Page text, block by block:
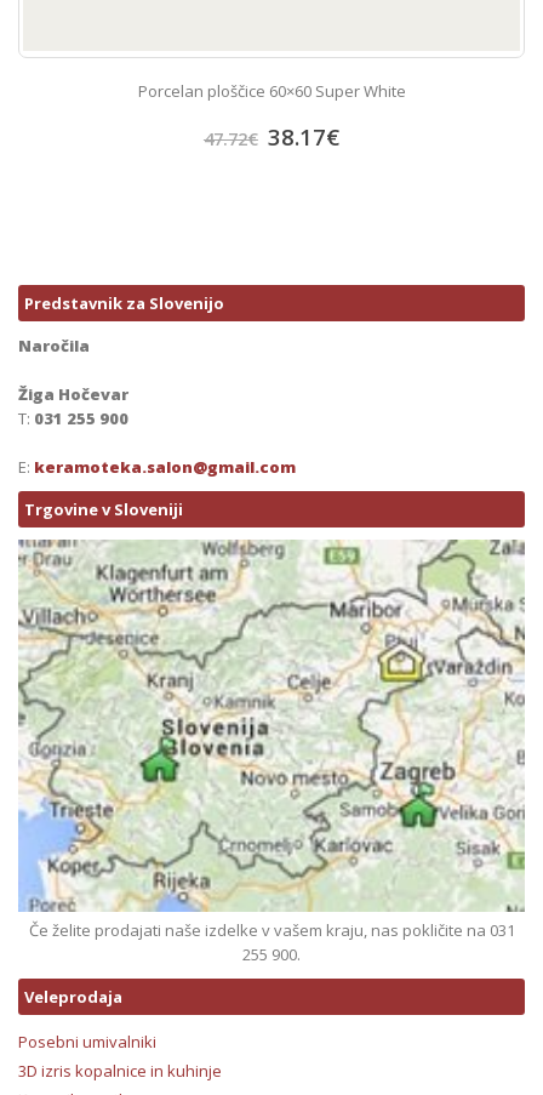
Porcelan ploščice 60×60 Super White
47.72€ 38.17€
Predstavnik za Slovenijo
Naročila
Žiga Hočevar
T: 031 255 900
E: keramoteka.salon@gmail.com
Trgovine v Sloveniji
Če želite prodajati naše izdelke v vašem kraju, nas pokličite na 031
255 900.
Veleprodaja
Posebni umivalniki
3D izris kopalnice in kuhinje